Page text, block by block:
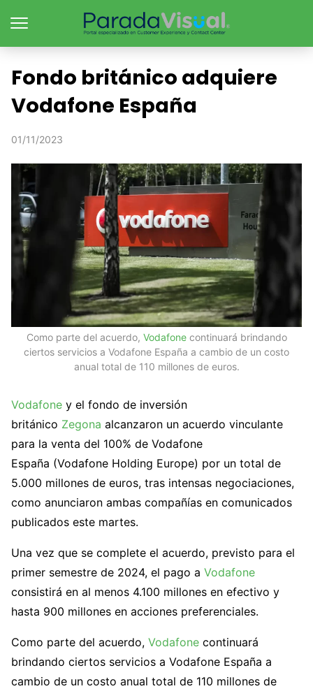
Fondo británico adquiere
Vodafone España
01/11/2023
Como parte del acuerdo, Vodafonecontinuará brindando
ciertos servicios a Vodafone España a cambio de un costo
anual total de 110 millones de euros.
Vodafone y el fondo de inversión
británico Zegona alcanzaron un acuerdo vinculante
para la venta del 100% de Vodafone
España (Vodafone Holding Europe) por un total de
5.000 millones de euros, tras intensas negociaciones,
como anunciaron ambas compañías en comunicados
publicados este martes.
Una vez que se complete el acuerdo, previsto para el
primer semestre de 2024, el pago a Vodafone
consistirá en al menos 4.100 millones en efectivo y
hasta 900 millones en acciones preferenciales.
Como parte del acuerdo, Vodafone continuará
brindando ciertos servicios a Vodafone España a
cambio de un costo anual total de 110 millones de